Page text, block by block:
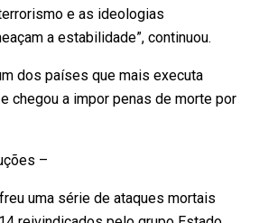
e as ideologias
a estabilidade”, continuou.
dos países que mais executa
chegou a impor penas de morte por
–
uma série de ataques mortais